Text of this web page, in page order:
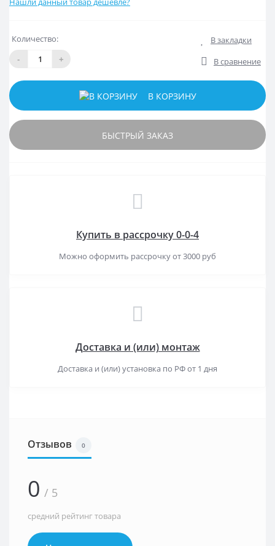
Количество:
- +
В закладки
В сравнение
В КОРЗИНУ
БЫСТРЫЙ ЗАКАЗ
Купить в рассрочку 0-0-4
Можно оформить рассрочку от 3000 руб
Доставка и (или) монтаж
Доставка и (или) установка по РФ от 1 дня
Отзывов 0
0 / 5
средний рейтинг товара